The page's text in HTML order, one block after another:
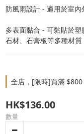
防風雨設計 - 適用於室內
多表面黏合 - 可黏貼於塑
石材、石膏板等多種材質
全店，[限時]買滿
HK$136.00
數量